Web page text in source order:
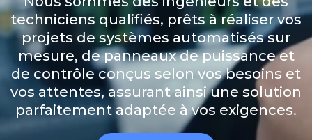
techniciens qualifiés, prêts à réaliser vos
projets de systèmes automatisés sur
mesure, de panneaux de puissance et
de contrôle conçus selon vos besoins et
vos attentes, assurant ainsi une solution
parfaitement adaptée à vos exigences.